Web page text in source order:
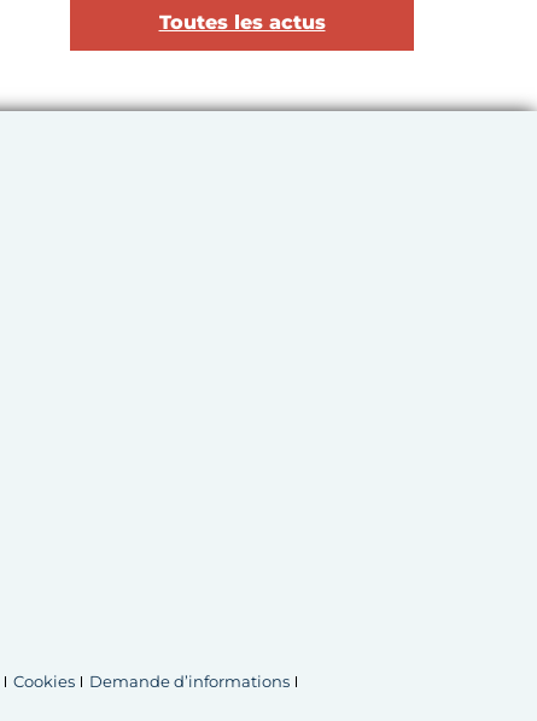
Toutes les actus
Cookies
Demande d’informations